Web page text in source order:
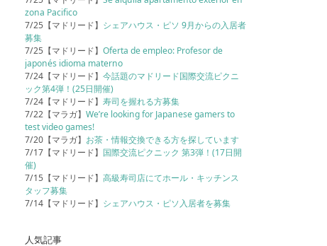
zona Pacifico
7/25【マドリード】 シェアハウス・ピソ 9月からの入居者
募集
7/25【マドリード】Oferta de empleo: Profesor de
japonés idioma materno
7/24【マドリード】今話題のマドリード国際交流ピクニ
ック第4弾！(25日開催)
7/24【マドリード】寿司を握れる方募集
7/22【マラガ】We’re looking for Japanese gamers to
test video games!
7/20【マラガ】 お茶・情報交換できる方を探しています
7/17【マドリード】 国際交流ピクニック 第3弾！(17日開
催)
7/15【マドリード】高級寿司店にてホール・キッチンス
タッフ募集
7/14【マドリード】 シェアハウス・ピソ入居者を募集
人気記事